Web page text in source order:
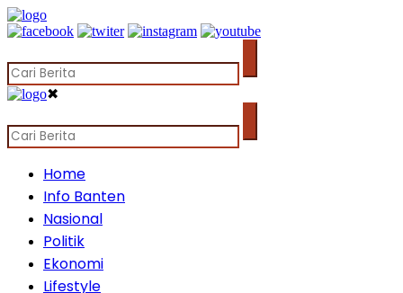
✖
Home
Info Banten
Nasional
Politik
Ekonomi
Lifestyle